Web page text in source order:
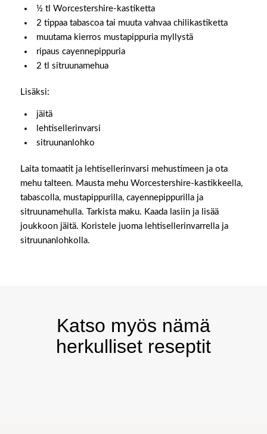
½ tl Worcestershire-kastiketta
2 tippaa tabascoa tai muuta vahvaa chilikastiketta
muutama kierros mustapippuria myllystä
ripaus cayennepippuria
2 tl sitruunamehua
Lisäksi:
jäitä
lehtisellerinvarsi
sitruunanlohko
Laita tomaatit ja lehtisellerinvarsi mehustimeen ja ota
mehu talteen. Mausta mehu Worcestershire-kastikkeella,
tabascolla, mustapippurilla, cayennepippurilla ja
sitruunamehulla. Tarkista maku. Kaada lasiin ja lisää
joukkoon jäitä. Koristele juoma lehtisellerinvarrella ja
sitruunanlohkolla.
Katso myös nämä
herkulliset reseptit